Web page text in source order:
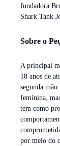
fundadora
Shark Tank
Sobre o
A principal
18 anos de
segunda
feminina,
tem como
por meio do